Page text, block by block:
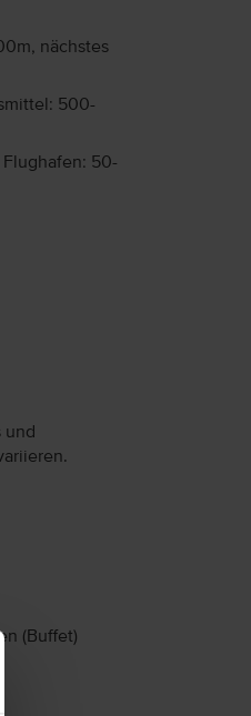
nächstes
500-
Flughafen: 50-
und
(Buffet)